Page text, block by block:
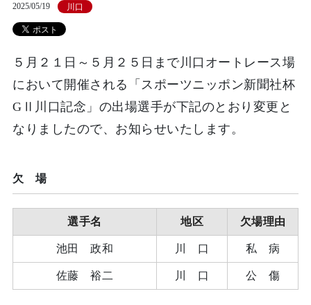
2025/05/19 川口
５月２１日～５月２５日まで川口オートレース場
において開催される「スポーツニッポン新聞社杯
GⅡ川口記念」の出場選手が下記のとおり変更と
なりましたので、お知らせいたします。
欠 場
選手名 地区 欠場理由
池田 政和 川 口 私 病
佐藤 裕二 川 口 公 傷